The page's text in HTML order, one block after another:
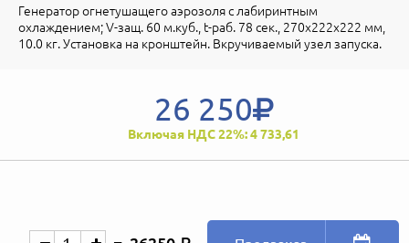
Генератор огнетушащего аэрозоля с лабиринтным
охлаждением; V-защ. 60 м.куб., t-раб. 78 сек., 270х222х222 мм,
10.0 кг. Установка на кронштейн. Вкручиваемый узел запуска.
26 250
Включая НДС 22%: 4 733,61